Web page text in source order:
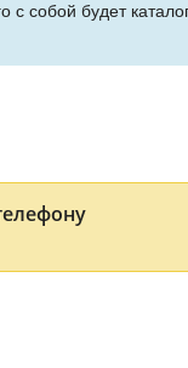
собой будет